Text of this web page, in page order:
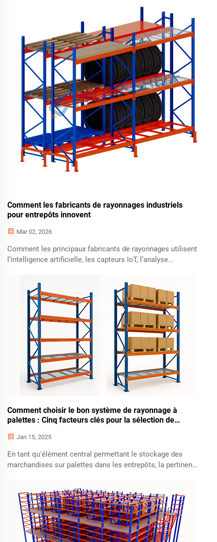
robustesse ingénieuse, une préparation antisismique et une
réduction de 40 % du coût total de possession (TCO).
Obtenez dès maintenant votre consultation gratuite de
planification.
Comment les fabricants de rayonnages industriels
pour entrepôts innovent
Mar 02, 2026
Comment les principaux fabricants de rayonnages utilisent
l’intelligence artificielle, les capteurs IoT, l’analyse
sécurité, la densité de stockage et le retour sur
investissement. Découvrez des solutions intelligentes pour
votre entrepôt.
Comment choisir le bon système de rayonnage à
palettes : Cinq facteurs clés pour la sélection de
Jan 15, 2025
En tant qu'élément central permettant le stockage des
marchandises sur palettes dans les entrepôts, la pertinence
directement la capacité de stockage, l'efficacité
opérationnelle et les coûts de fonctionnement. Différents
types de rayonnages à palettes (tels que les rayonnages à
poutres...)